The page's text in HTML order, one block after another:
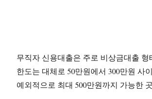
무직자 신용대출은 주로 비상금대출 형
한도는 대체로 50만원에서 300만원 사
예외적으로 최대 500만원까지 가능한